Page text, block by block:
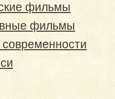
фильмы
фильмы